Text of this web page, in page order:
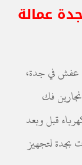
عمالة
في جدة،
فك
قبل وبعد
لتجهيز